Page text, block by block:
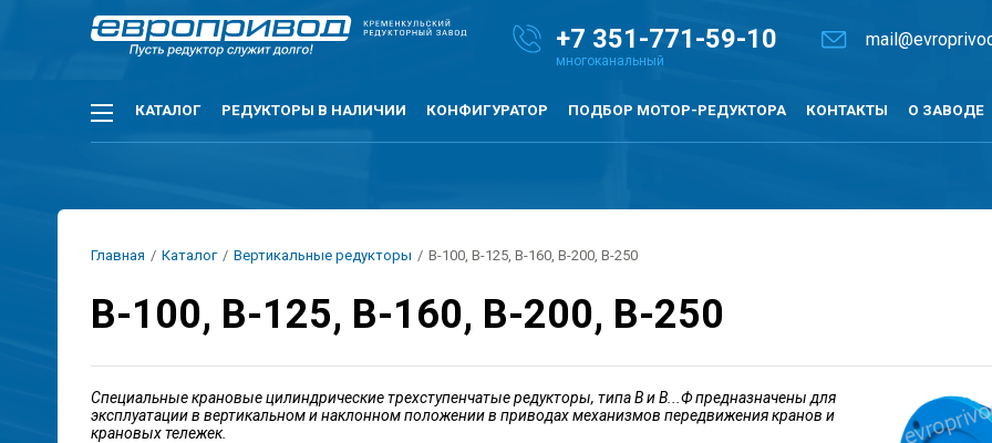
+7 351-771-59-10
Основная
навигация
КАТАЛОГ РЕДУКТОРЫ В НАЛИЧИИ КОНФИГУРАТОР ПОДБОР МОТОР-РЕДУКТОРА КОНТАКТЫ О ЗАВОДЕ
Строка
навигации
Главная / Каталог / Вертикальные редукторы / В-100, В-125, В-160, В-200, В-250
В-100, В-125, В-160, В-200, В-250
Специальные крановые цилиндрические трехступенчатые редукторы, типа В и В...Ф предназначены для
эксплуатации в вертикальном и наклонном положении в приводах механизмов передвижения кранов и
крановых тележек.